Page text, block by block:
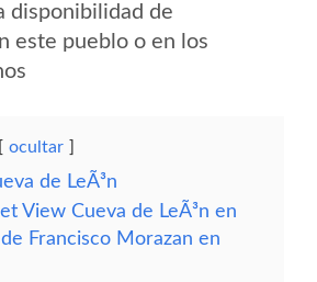
disponibilidad de
este pueblo o en los
ocultar
de LeÃ³n
View Cueva de LeÃ³n en
Francisco Morazan en